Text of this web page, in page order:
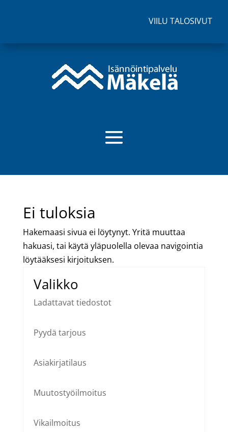
VIILU TALOSIVUT
Ei tuloksia
Hakemaasi sivua ei löytynyt. Yritä muuttaa
hakuasi, tai käytä yläpuolella olevaa navigointia
löytääksesi kirjoituksen.
Valikko
Ladattavat tiedostot
Pyydä tarjous
Asiakirjatilaus
Muutostyöilmoitus
Vikailmoitus